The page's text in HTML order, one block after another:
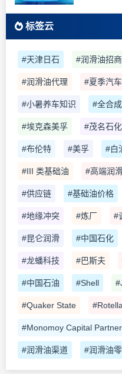
标签云
#天津日石 #润滑油招商
#润滑油代理 #夏季汽
#小暑养车知识 #全合
#埃克森美孚 #茂名石化
#布伦特 #美孚 #白
#III 类基础油 #高端润
#供应链 #基础油价格
#地缘冲突 #炼厂 #
#昆仑润滑 #中国石化
#龙蟠科技 #巴斯夫
#中国石油 #Shell
#Quaker State #Rotella
#Monomoy Capital
#润滑油渠道 #润滑油